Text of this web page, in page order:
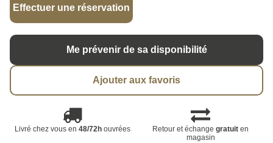
Effectuer une réservation
Me prévenir de sa disponibilité
Ajouter aux favoris
Livré chez vous en 48/72houvrées Retour et échangegratuit en
magasin